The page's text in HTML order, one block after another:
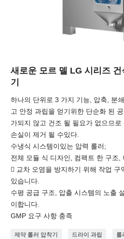
새로운 모르 델 LG 시리즈
기
하나의 단위로 3 가지 기능, 압축, 분
고 안정 과립을 얻기위한 단순화 된
가되지 않고 건조 될 필요가 없으므
손실이 제거 될 수있다.
수냉식 시스템이있는 압력 롤러;
전체 모듈 식 디자인, 컴팩트 한 구조,
 교차 오염을 방지하기 위해 작업 구
있습니다.
수평 공급 구조, 압출 시스템의 노출
이합니다.
GMP 요구 사항 충족
제약 롤러 압착기 드라이 과립 롤